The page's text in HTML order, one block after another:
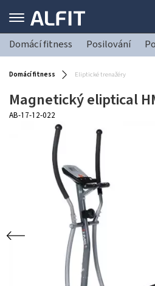
Domácí fitness Posilování
Domácí fitness Eliptické trenažéry
Magnetický eliptical
AB-17-12-022